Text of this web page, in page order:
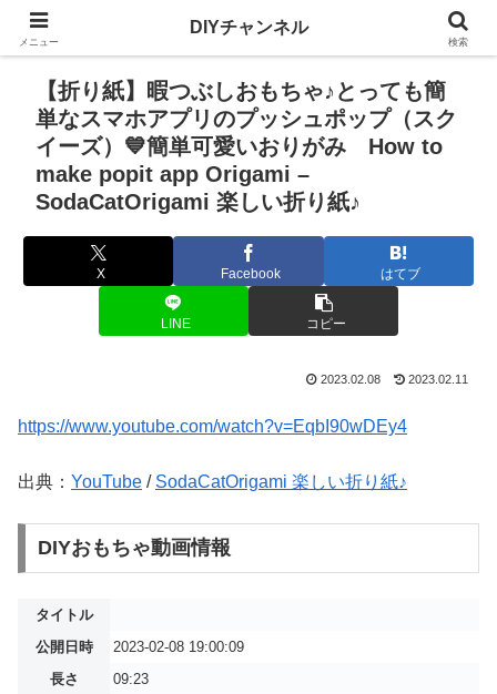
【折り紙】暇つぶしおもちゃ♪とっても簡
単なスマホアプリのプッシュポップ（スク
イーズ）💙簡単可愛いおりがみ How to
make popit app Origami –
SodaCatOrigami 楽しい折り紙♪
X Facebook はてブ
LINE コピー
2023.02.08 2023.02.11
https://www.youtube.com/watch?v=EqbI90wDEy4
出典： YouTube / SodaCatOrigami 楽しい折り紙♪
DIYおもちゃ動画情報
タイトル
公開日時
2023-02-08 19:00:09
長さ
09:23
メニュー
DIYチャンネル
検索